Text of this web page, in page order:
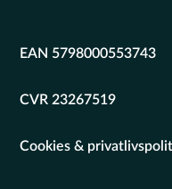
EAN 5798000553743
CVR 23267519
Cookies &